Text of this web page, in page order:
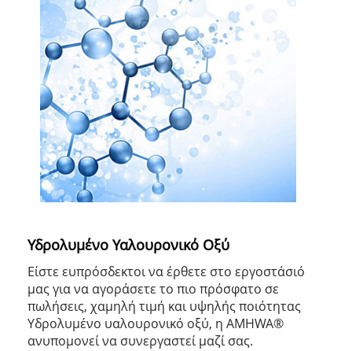
Υδρολυμένο Υαλουρονικό Οξύ
Είστε ευπρόσδεκτοι να έρθετε στο εργοστάσιό
μας για να αγοράσετε το πιο πρόσφατο σε
πωλήσεις, χαμηλή τιμή και υψηλής ποιότητας
Υδρολυμένο υαλουρονικό οξύ, η AMHWA®
ανυπομονεί να συνεργαστεί μαζί σας.